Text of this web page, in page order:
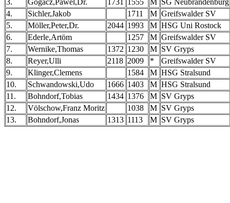
4.
Sichler,Jakob 1711 M Greifswalder SV
5.
Möller,Peter,Dr. 2044 1993 M HSG Uni Rostock
6.
Ederle,Artöm 1257 M Greifswalder SV
7.
Wernike,Thomas 1372 1230 M SV Gryps
8.
Reyer,Ulli 2118 2009 *
Greifswalder SV
9.
Klinger,Clemens 1584 M HSG Stralsund
10.
Schwandowski,Udo 1666 1403 M HSG Stralsund
11.
Bohndorf,Tobias 1434 1376 M SV Gryps
12.
Völschow,Franz Moritz 1038 M SV Gryps
13.
Bohndorf,Jonas 1313 1113 M SV Gryps